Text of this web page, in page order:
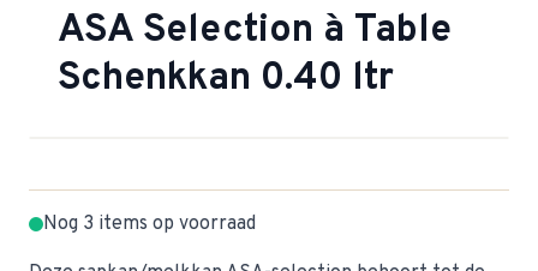
ASA Selection à Table
Schenkkan 0.40 ltr
Nog 3 items op voorraad